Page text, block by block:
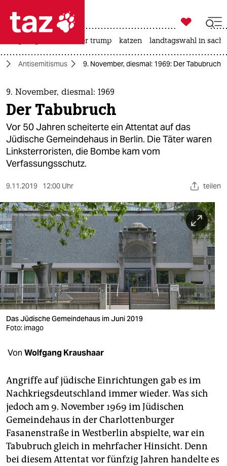
 taz zahl ich
taz zahl ich
themen
politik
öko
gesellschaft
kultur
sport
berlin
nord
wahrheit
verlag
verlag
shop
fragen & hilfe
unterstützen
abo
genossenschaft
epaper login

taz zahl ich
usa unter trump katzen landtagswahl in
Antisemitismus 9. November, diesmal: 1969: Der Tabubruch
9. November, diesmal: 1969
Der Tabubruch
Vor 50 Jahren scheiterte ein Attentat auf das
Jüdische Gemeindehaus in Berlin. Die Täter waren
Linksterroristen, die Bombe kam vom
Verfassungsschutz.
9.11.2019 12:00 Uhr teilen
Das Jüdische Gemeindehaus im Juni 2019
Foto: imago
Von Wolfgang Kraushaar
Angriffe auf jüdische Einrichtungen gab es im
Nachkriegsdeutschland immer wieder. Was sich
jedoch am 9. November 1969 im Jüdischen
Gemeindehaus in der Charlottenburger
Fasanenstraße in Westberlin abspielte, war ein
Tabubruch gleich in mehrfacher Hinsicht. Denn
bei diesem Attentat vor fünfzig Jahren handelte es